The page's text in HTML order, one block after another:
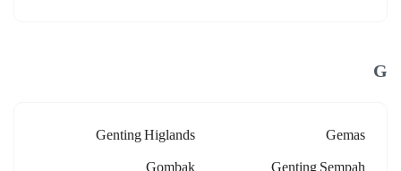
G
Gemas
Genting Higlands
Genting Sempah
Gombak